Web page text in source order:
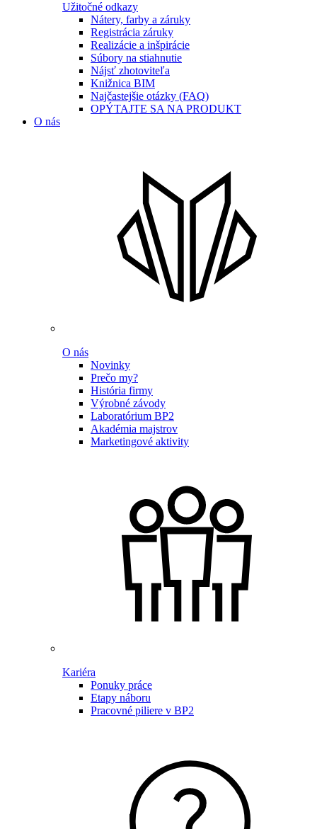
Užitočné odkazy
Nátery, farby a záruky
Registrácia záruky
Realizácie a inšpirácie
Súbory na stiahnutie
Nájsť zhotoviteľa
Knižnica BIM
Najčastejšie otázky (FAQ)
OPÝTAJTE SA NA PRODUKT
O nás
O nás
Novinky
Prečo my?
História firmy
Výrobné závody
Laboratórium BP2
Akadémia majstrov
Marketingové aktivity
Kariéra
Ponuky práce
Etapy náboru
Pracovné piliere v BP2